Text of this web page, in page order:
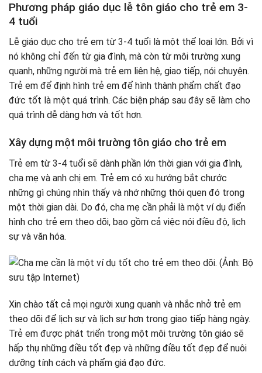
Phương pháp giáo dục lễ tôn giáo cho trẻ em 3-
4 tuổi
Lễ giáo dục cho trẻ em từ 3-4 tuổi là một thể loại lớn. Bởi vì
nó không chỉ đến từ gia đình, mà còn từ môi trường xung
quanh, những người mà trẻ em liên hệ, giao tiếp, nói chuyện.
Trẻ em để định hình trẻ em để hình thành phẩm chất đạo
đức tốt là một quá trình. Các biện pháp sau đây sẽ làm cho
quá trình dễ dàng hơn và tốt hơn.
Xây dựng một môi trường tôn giáo cho trẻ em
Trẻ em từ 3-4 tuổi sẽ dành phần lớn thời gian với gia đình,
cha mẹ và anh chị em. Trẻ em có xu hướng bắt chước
những gì chúng nhìn thấy và nhớ những thói quen đó trong
một thời gian dài. Do đó, cha mẹ cần phải là một ví dụ điển
hình cho trẻ em theo dõi, bao gồm cả việc nói điều độ, lịch
sự và văn hóa.
Xin chào tất cả mọi người xung quanh và nhắc nhở trẻ em
theo dõi để lịch sự và lịch sự hơn trong giao tiếp hàng ngày.
Trẻ em được phát triển trong một môi trường tôn giáo sẽ
hấp thụ những điều tốt đẹp và những điều tốt đẹp để nuôi
dưỡng tính cách và phẩm giá đạo đức.